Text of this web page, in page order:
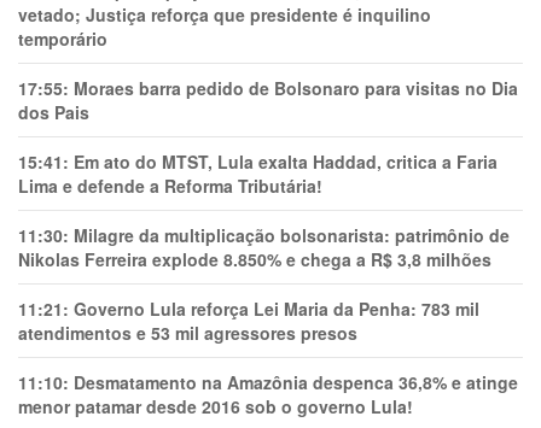
vetado; Justiça reforça que presidente é inquilino
temporário
17:55: Moraes barra pedido de Bolsonaro para visitas no Dia
dos Pais
15:41: Em ato do MTST, Lula exalta Haddad, critica a Faria
Lima e defende a Reforma Tributária!
11:30: Milagre da multiplicação bolsonarista: patrimônio de
Nikolas Ferreira explode 8.850% e chega a R$ 3,8 milhões
11:21: Governo Lula reforça Lei Maria da Penha: 783 mil
atendimentos e 53 mil agressores presos
11:10: Desmatamento na Amazônia despenca 36,8% e atinge
menor patamar desde 2016 sob o governo Lula!